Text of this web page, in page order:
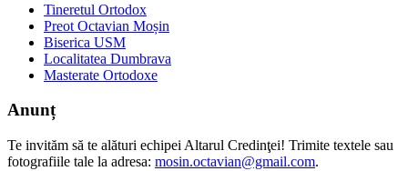
Tineretul Ortodox
Preot Octavian Moșin
Biserica USM
Localitatea Dumbrava
Masterate Ortodoxe
Anunț
Te invităm să te alături echipei Altarul Credinţei! Trimite textele sau
fotografiile tale la adresa: mosin.octavian@gmail.com.